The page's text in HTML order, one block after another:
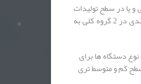
و یا در سطح تولیدات
صنعتی به کار برده می شوند. ماشین سازی صفوی ارائه دهنده انواع دستگاه بسته بندی در 2 گروه کلی به
دستگاه ها برای
کم و متوسط تری